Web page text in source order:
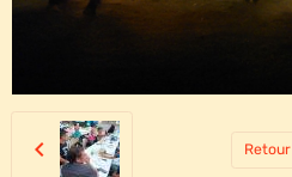
Retour